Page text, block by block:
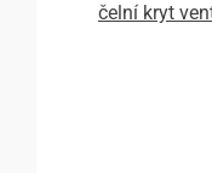
čelní kryt